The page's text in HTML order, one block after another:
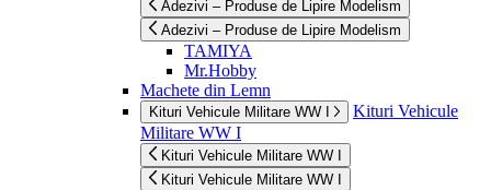
Adezivi – Produse de Lipire Modelism
Adezivi – Produse de Lipire Modelism
TAMIYA
Mr.Hobby
Machete din Lemn
Kituri Vehicule Militare WW I
Kituri Vehicule
Militare WW I
Kituri Vehicule Militare WW I
Kituri Vehicule Militare WW I